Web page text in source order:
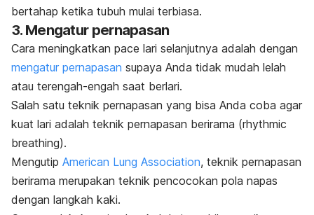
bertahap ketika tubuh mulai terbiasa.
3. Mengatur pernapasan
Cara meningkatkan pace lari selanjutnya adalah dengan
mengatur pernapasan supaya Anda tidak mudah lelah
atau terengah-engah saat berlari.
Salah satu teknik pernapasan yang bisa Anda coba agar
kuat lari adalah teknik pernapasan berirama (rhythmic
breathing).
Mengutip American Lung Association, teknik pernapasan
berirama merupakan teknik pencocokan pola napas
dengan langkah kaki.